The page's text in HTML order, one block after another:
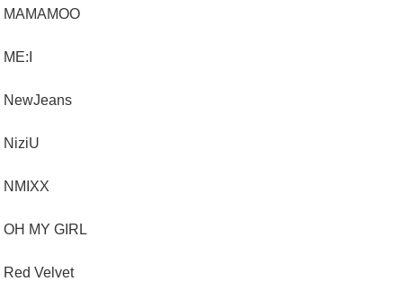
MAMAMOO
ME:I
NewJeans
NiziU
NMIXX
OH MY GIRL
Red Velvet